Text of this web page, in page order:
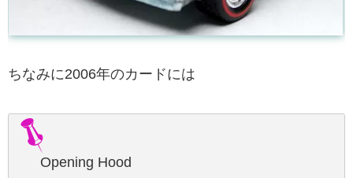
ちなみに2006年のカードには
Opening Hood